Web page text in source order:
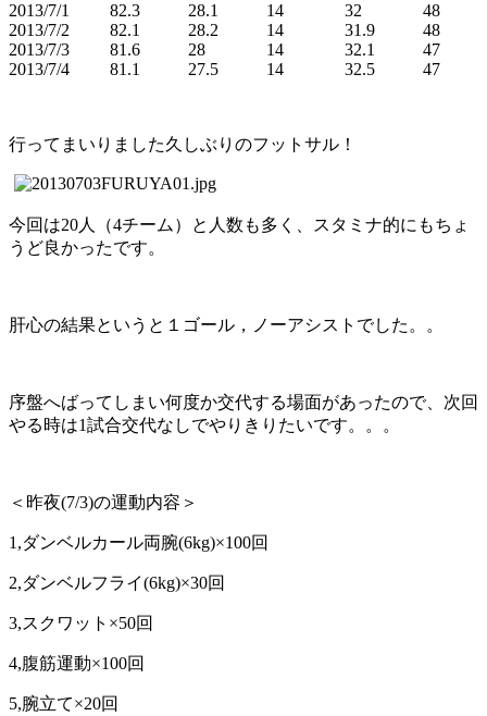
2013/7/1
82.3 28.1 14 32
48
2013/7/2
82.1 28.2 14 31.9
48
2013/7/3
81.6 28 14 32.1
47
2013/7/4
81.1 27.5 14 32.5 47
行ってまいりました久しぶりのフットサル！
今回は20人（4チーム）と人数も多く、スタミナ的にもちょ
うど良かったです。
肝心の結果というと１ゴール，ノーアシストでした。。
序盤へばってしまい何度か交代する場面があったので、次回
やる時は1試合交代なしでやりきりたいです。。。
＜昨夜(7/3)の運動内容＞
1,ダンベルカール両腕(6kg)×100回
2,ダンベルフライ(6kg)×30回
3,スクワット×50回
4,腹筋運動×100回
5,腕立て×20回